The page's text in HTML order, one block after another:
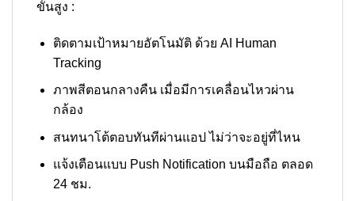
ขั้นสูง :
ติดตามเป้าหมายอัตโนมัติ ด้วย AI Human
Tracking
ภาพสีตอนกลางคืน เมื่อมีการเคลื่อนไหวผ่าน
กล้อง
สนทนาโต้ตอบทันทีผ่านแอป ไม่ว่าจะอยู่ที่ไหน
แจ้งเตือนแบบ Push Notification บนมือถือ ตลอด
24 ชม.